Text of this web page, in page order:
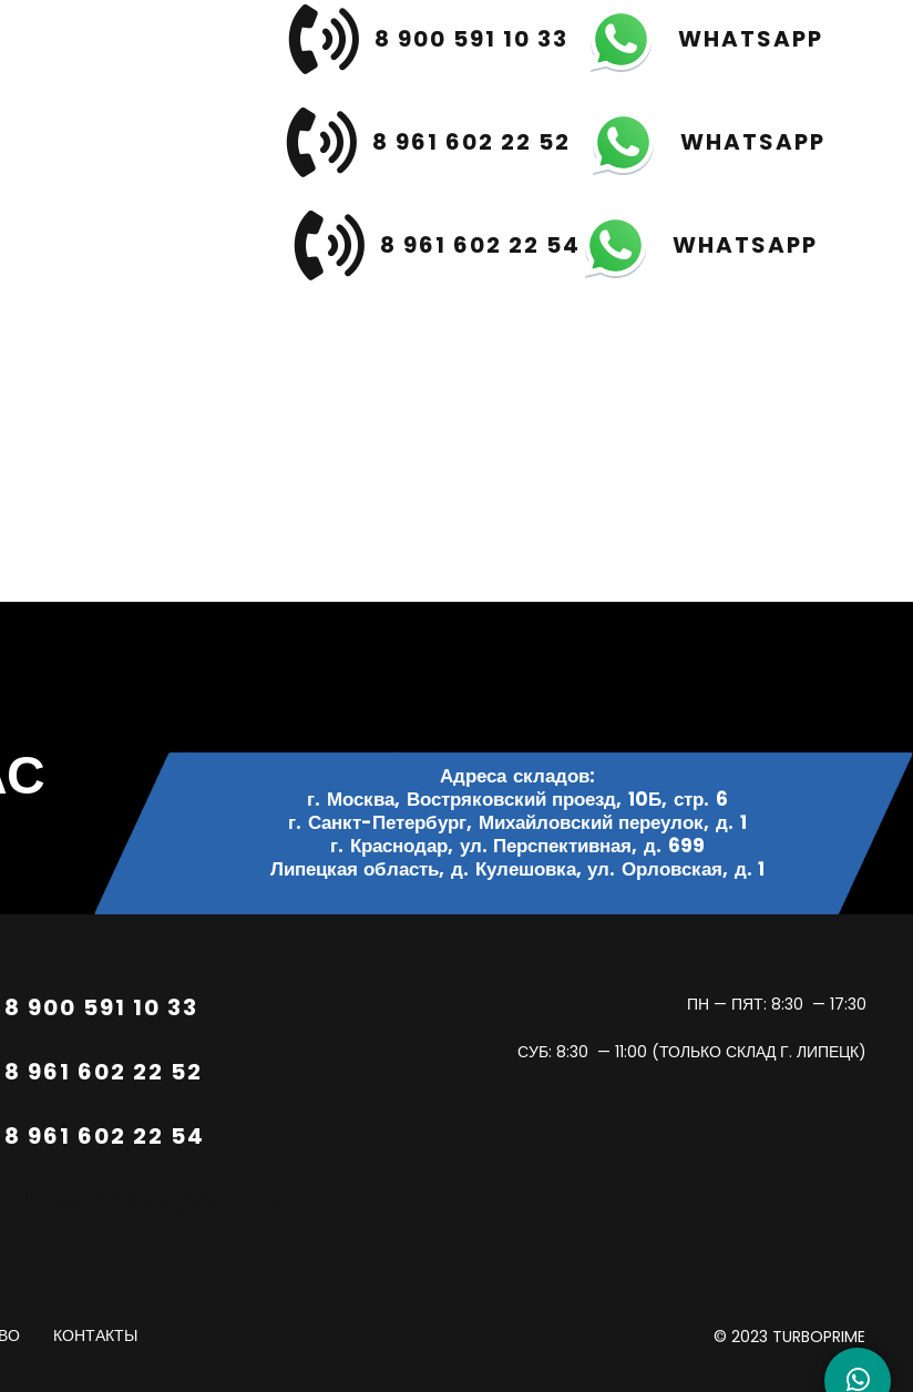
8 900 591 10 33 WHATSAPP
8 961 602 22 52 WHATSAPP
8 961 602 22 54 WHATSAPP
Адреса складов:
г. Москва, Востряковский проезд, 10Б, стр. 6
г. Санкт-Петербург, Михайловский переулок, д. 1
г. Краснодар, ул. Перспективная, д. 699
Липецкая область, д. Кулешовка, ул. Орловская, д. 1
8 900 591 10 33
8 961 602 22 52
8 961 602 22 54
ПН — ПЯТ: 8:30 — 17:30
СУБ: 8:30 — 11:00 (ТОЛЬКО СКЛАД Г. ЛИПЕЦК)
КОНТАКТЫ © 2023 TURBOPRIME